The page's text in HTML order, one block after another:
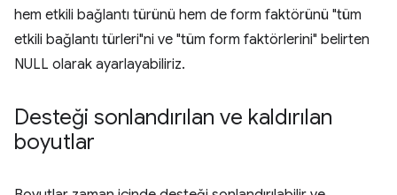
hem etkili bağlantı türünü hem de form faktörünü "tüm
etkili bağlantı türleri"ni ve "tüm form faktörlerini" belirten
NULL olarak ayarlayabiliriz.
Desteği sonlandırılan ve kaldırılan
boyutlar